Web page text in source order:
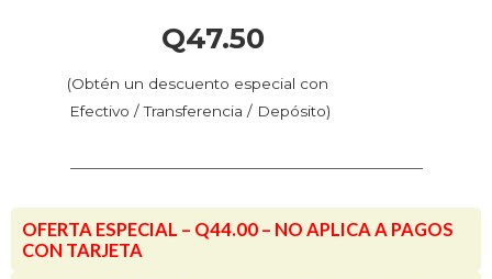
(72.122
Pos.
49)
Q47.50
(Obtén un descuento especial con
Efectivo / Transferencia / Depósito)
OFERTA ESPECIAL – Q44.00 – NO APLICA A PAGOS
CON TARJETA